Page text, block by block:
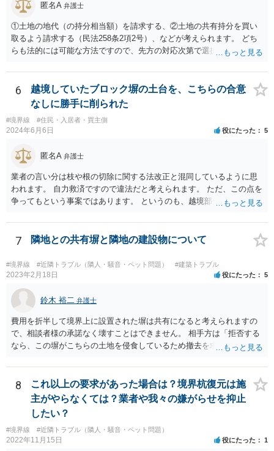
匿名A 弁護士
①土地の地代（の持分相当額）を請求する、②土地の共有持分を買い
取るよう請求する（民法258条2項2号）、などが考えられます。 どち
らも法的には可能な方法ですので、先方の対応次第で選択することに
は②を求めて訴訟を提起することになるかと存じます。）
6
越境していたブロック塀の土台を、こちらの合意
なしに勝手に削られた
#境界線 #住民・入居者・買主側
2024年6月6日 役にたった 5
匿名A 弁護士
業者の言い分は枝や根の切除に関する法改正と混同しているように思
われます。 自力救済ですので違法だと考えられます。 ただ、この点を
争ってもという事案ではあります。 というのも、越境部分の解消に関
業者が費用負担を求めない場合は、経済的に見て得と評価できる面が
あるからです。 売主・隣地所有者・ご自身で現場と事実関係を確認し
微々たるものになってしまうかと思います）
7 隣地との共有塀と隣地の建設物について
#境界線 #近隣トラブル（隣人・騒音・ペット問題） #建築トラブル
2023年2月18日 役にたった 5
鈴木 裕二 弁護士
費用を折半して境界上に設置された塀は共有になると考えられますの
で、相談者様の承諾なく壊すことはできません。 相手方は「拒否する
なら、この塀がこちらの土地を侵食しているため撤去を求める手続き
ているわけですから、相談者様の同意なく塀の撤去を求めることは法
的には難しいように思われます。 また、「隣地（相談者様）の許可」
というのが何の許可を示しているのか判然としませんが、一般に、高
層建築物の建築確認を得る際は、近隣住民と協議してその建築に関し
同意を得るよう行政指導が行われておりますので、（推測になってし
まいますが）この同意を得ている旨虚偽の申請を行い、建築許可を得
たのかもしれません。 近隣住民の同意は必須の要件ではないため、直
8
これ以上の要求があった場合は？境界杭復元は施
主がやらなくては？業者や我々の嫌がらせを抑止
したい？
#境界線 #近隣トラブル（隣人・騒音・ペット問題）
2022年11月15日 役にたった 1